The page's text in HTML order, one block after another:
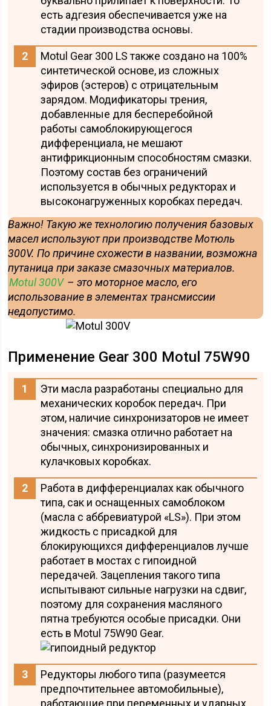
есть адгезия обеспечивается уже на
стадии производства основы.
Motul Gear 300 LS также создано на 100%
синтетической основе, из сложных
эфиров (эстеров) с отрицательным
зарядом. Модификаторы трения,
добавленные для бесперебойной
работы самоблокирующегося
дифференциала, не мешают
антифрикционным способностям смазки.
Поэтому состав без ограничений
используется в обычных редукторах и
высоконагруженных коробках передач.
Важно! Такую же технологию получения базовых
масел используют при производстве Мотюль
300V. По причине схожести в названии, возможна
путаница при заказе смазочных материалов.
Motul 300V – это моторное масло, его
использование в элементах трансмиссии
недопустимо.
Применение Gear 300 Motul 75W90
Эти масла разработаны специально для
механических коробок передач. При
этом, наличие синхронизаторов не имеет
значения: смазка отлично работает на
обычных, синхронизированных и
кулачковых коробках.
Работа в дифференциалах как обычного
типа, сак и оснащенных самоблоком
(масла с аббревиатурой «LS»). При этом
жидкость с присадкой для
блокирующихся дифференциалов лучше
работает в мостах с гипоидной
передачей. Зацепления такого типа
испытывают сильные нагрузки на сдвиг,
поэтому для сохранения масляного
пятна требуются особые присадки. Они
есть в Motul 75W90 Gear.
Редукторы любого типа (разумеется
предпочтительнее автомобильные),
работающие при переменных и ударных